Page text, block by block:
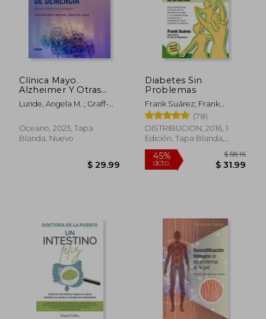
Clínica Mayo.
Alzheimer Y Otras
Formas de
Demencia.: Guía Para
Cuidadores
Lunde, Angela M. ; Graff-
Oceano, 2023, Tapa
Blanda, Nuevo
Diabetes Sin
Problemas
Frank Suárez; Frank
Suárez
(78)
DISTRIBUCION, 2016, 1
Edición, Tapa Blanda,
Nuevo